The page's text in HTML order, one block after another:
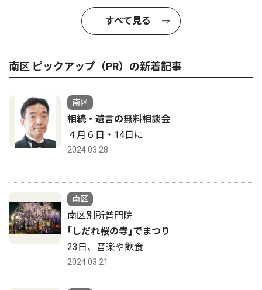
すべて見る
南区 ピックアップ（PR）の新着記事
南区
相続・遺言の無料相談会
４月６日・14日に
2024.03.28
南区
南区別所普門院
｢しだれ桜の寺｣でまつり
23日、音楽や飲食
2024.03.21